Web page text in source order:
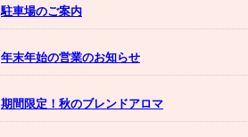
駐車場のご案内
年末年始の営業のお知らせ
期間限定！秋のブレンドアロマ